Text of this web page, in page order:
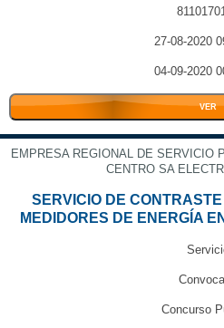
27-08-2020
04-09-2020
VER
EMPRESA REGIONAL DE SERVICIO
CENTRO SA
SERVICIO DE
MEDIDORES DE ENERGÍA
Concurso